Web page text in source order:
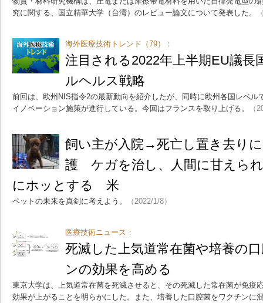
究に関する、国立精華大学（台湾）のレビュー論文について発表した。
海外医療技術トレンド（79）：
注目される2022年上半期EU議
ルヘルス戦略
前回は、欧州NIS指令2の最新動向を紹介したが、同時に欧州各国レベル
イノベーション施策が進行している。今回はフランスを取り上げる。
（
飼い主が入院→死亡し置き去り
護 ケガを治し、人間に甘えら
にホッとする 米
ペットの未来を真剣に考えよう。 （2022/1/8）
医療技術ニュース：
死滅した上気道常在菌や培養の
ンの効果を高める
東京大学は、上気道常在菌を死滅させると、その死滅した常在菌が免疫
効果が上がることを明らかにした。また、培養した口腔菌をワクチンに